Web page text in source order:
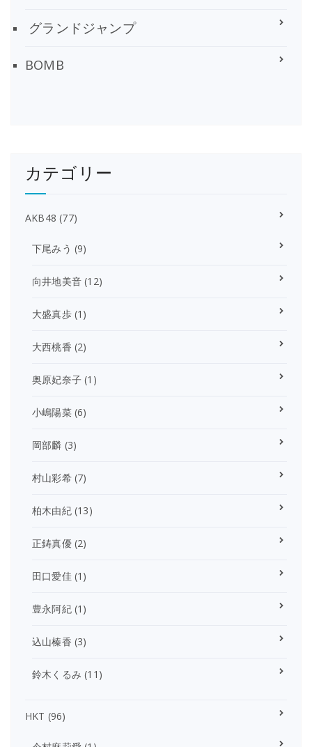
グランドジャンプ
BOMB
カテゴリー
AKB48 (77)
下尾みう (9)
向井地美音 (12)
大盛真歩(1)
大西桃香 (2)
奥原妃奈子 (1)
小嶋陽菜(6)
岡部麟 (3)
村山彩希(7)
柏木由紀(13)
正鋳真優(2)
田口愛佳(1)
豊永阿紀(1)
込山榛香 (3)
鈴木くるみ (11)
HKT (96)